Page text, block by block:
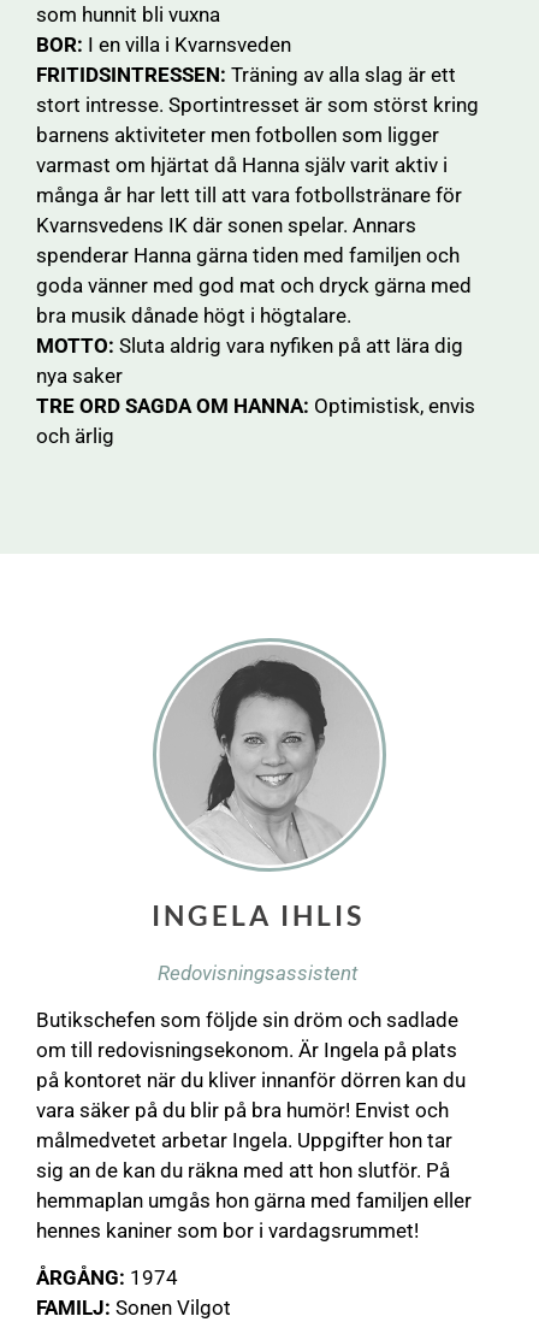
som hunnit bli vuxna
BOR: I en villa i Kvarnsveden
FRITIDSINTRESSEN: Träning av alla slag är ett
stort intresse. Sportintresset är som störst kring
barnens aktiviteter men fotbollen som ligger
varmast om hjärtat då Hanna själv varit aktiv i
många år har lett till att vara fotbollstränare för
Kvarnsvedens IK där sonen spelar. Annars
spenderar Hanna gärna tiden med familjen och
goda vänner med god mat och dryck gärna med
bra musik dånade högt i högtalare.
MOTTO: Sluta aldrig vara nyfiken på att lära dig
nya saker
TRE ORD SAGDA OM HANNA: Optimistisk, envis
och ärlig
INGELA IHLIS
Redovisningsassistent
Butikschefen som följde sin dröm och sadlade
om till redovisningsekonom. Är Ingela på plats
på kontoret när du kliver innanför dörren kan du
vara säker på du blir på bra humör! Envist och
målmedvetet arbetar Ingela. Uppgifter hon tar
sig an de kan du räkna med att hon slutför. På
hemmaplan umgås hon gärna med familjen eller
hennes kaniner som bor i vardagsrummet!
ÅRGÅNG: 1974
FAMILJ: Sonen Vilgot